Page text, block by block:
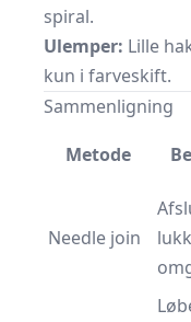
spiral.
Ulemper: Lille
kun i farveskift.
Sammenligning
Metode
Needle join